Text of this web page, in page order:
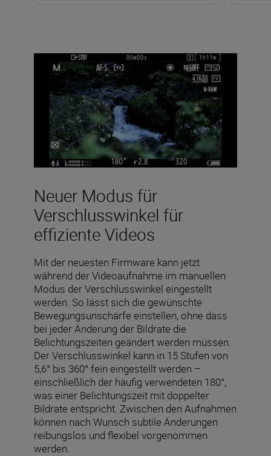
Neuer Modus für
Verschlusswinkel für
effiziente Videos
Mit der neuesten Firmware kann jetzt
während der Videoaufnahme im manuellen
Modus der Verschlusswinkel eingestellt
werden. So lässt sich die gewünschte
Bewegungsunschärfe einstellen, ohne dass
bei jeder Änderung der Bildrate die
Belichtungszeiten geändert werden müssen.
Der Verschlusswinkel kann in 15 Stufen von
5,6° bis 360° fein eingestellt werden –
einschließlich der häufig verwendeten 180°,
was einer Belichtungszeit mit doppelter
Bildrate entspricht. Zwischen den Aufnahmen
können nach Wunsch subtile Änderungen
reibungslos und flexibel vorgenommen
werden.